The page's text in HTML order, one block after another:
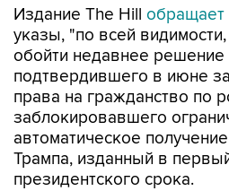
Издание The Hill обращает
указы, "по всей
обойти недавнее решение
подтвердившего в июне
права на гражданство по
заблокировавшего
автоматическое
Трампа, изданный в
президентского срока.